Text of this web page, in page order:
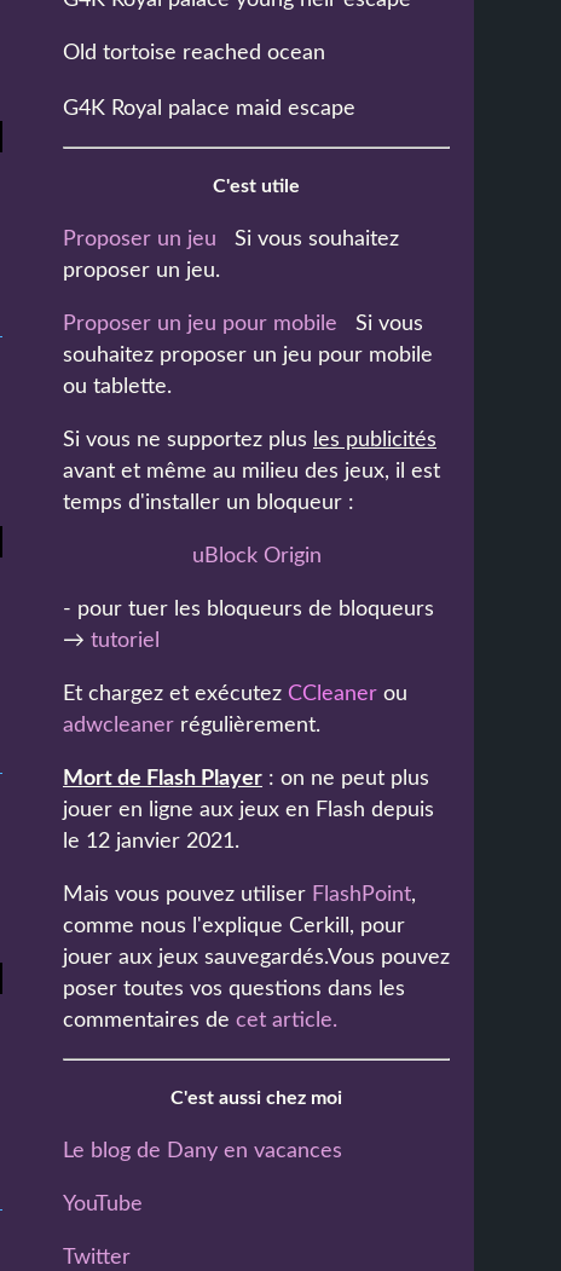
Old tortoise reached ocean
G4K Royal palace maid escape
C'est utile
Proposer un jeu Si vous souhaitez
proposer un jeu.
Proposer un jeu pour mobile Si vous
souhaitez proposer un jeu pour mobile
ou tablette.
Si vous ne supportez plus les publicités
avant et même au milieu des jeux, il est
temps d'installer un bloqueur :
uBlock Origin
- pour tuer les bloqueurs de bloqueurs
→ tutoriel
Et chargez et exécutez CCleaner ou
adwcleaner régulièrement.
Mort de Flash Player : on ne peut plus
jouer en ligne aux jeux en Flash depuis
le 12 janvier 2021.
Mais vous pouvez utiliser FlashPoint,
comme nous l'explique Cerkill, pour
jouer aux jeux sauvegardés.Vous pouvez
poser toutes vos questions dans les
commentaires de cet article.
C'est aussi chez moi
Le blog de Dany en vacances
YouTube
Twitter